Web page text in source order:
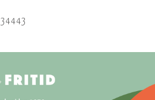
34443